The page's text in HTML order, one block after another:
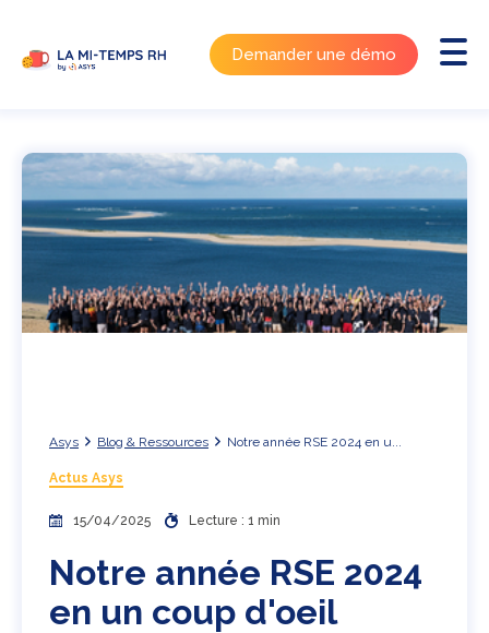
Demander une démo
Asys Blog & Ressources Notre année RSE 2024 en u...
Actus Asys
15/04/2025 Lecture : 1 min
Notre année RSE 2024
en un coup d'oeil